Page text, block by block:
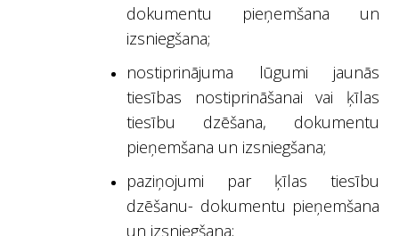
dokumentu pieņemšana un
izsniegšana;
nostiprinājuma lūgumi jaunās
tiesības nostiprināšanai vai ķīlas
tiesību dzēšana, dokumentu
pieņemšana un izsniegšana;
paziņojumi par ķīlas tiesību
dzēšanu- dokumentu pieņemšana
un izsniegšana;